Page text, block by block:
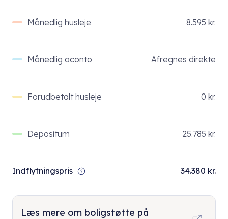
Månedlig husleje 8.595 kr.
Månedlig aconto Afregnes direkte
Forudbetalt husleje 0 kr.
Depositum 25.785 kr.
Indflytningspris 34.380 kr.
Læs mere om boligstøtte på